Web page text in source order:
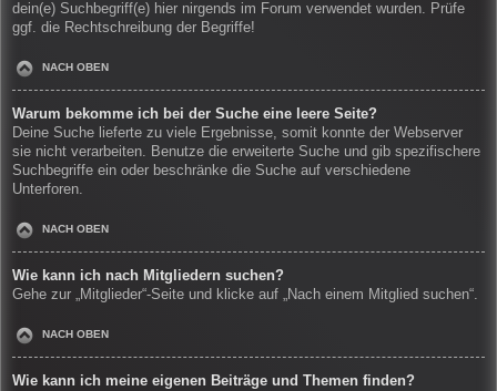
dein(e) Suchbegriff(e) hier nirgends im Forum verwendet wurden. Prüfe
ggf. die Rechtschreibung der Begriffe!
NACH OBEN
Warum bekomme ich bei der Suche eine leere Seite?
Deine Suche lieferte zu viele Ergebnisse, somit konnte der Webserver
sie nicht verarbeiten. Benutze die erweiterte Suche und gib spezifischere
Suchbegriffe ein oder beschränke die Suche auf verschiedene
Unterforen.
NACH OBEN
Wie kann ich nach Mitgliedern suchen?
Gehe zur „Mitglieder“-Seite und klicke auf „Nach einem Mitglied suchen“.
NACH OBEN
Wie kann ich meine eigenen Beiträge und Themen finden?